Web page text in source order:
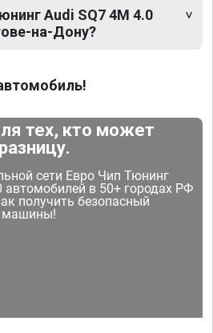
Audi SQ7 4M 4.0
на-Дону?
тех, кто может
сети Евро Чип Тюнинг
автомобилей в 50+ городах РФ
получить безопасный
машины!